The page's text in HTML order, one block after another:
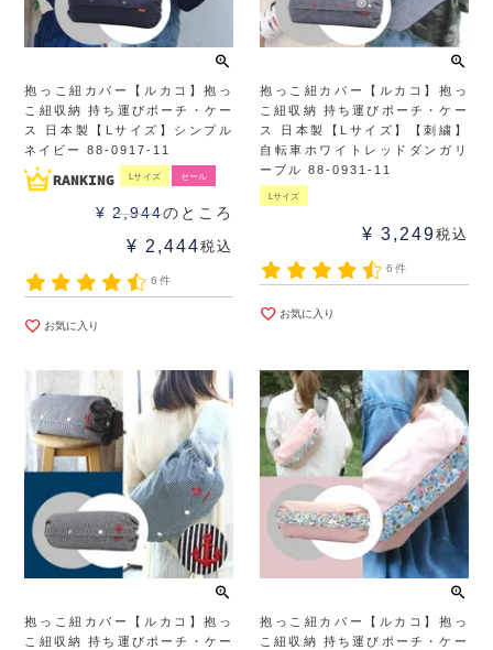
抱っこ紐カバー【ルカコ】抱っ
こ紐収納 持ち運びポーチ・ケー
ス 日本製【Lサイズ】シンプル
ネイビー 88-0917-11
Lサイズ セール
¥ 2,944のところ
¥ 2,444税込
6件
お気に入り
抱っこ紐カバー【ルカコ】抱っ
こ紐収納 持ち運びポーチ・ケー
ス 日本製【Lサイズ】【刺繍】
自転車ホワイトレッドダンガリ
ーブル 88-0931-11
Lサイズ
¥ 3,249税込
6件
お気に入り
抱っこ紐カバー【ルカコ】抱っ
こ紐収納 持ち運びポーチ・ケー
抱っこ紐カバー【ルカコ】抱っ
こ紐収納 持ち運びポーチ・ケー